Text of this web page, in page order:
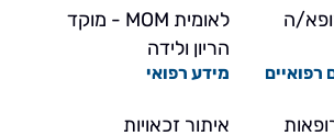
ה
לאומית MOM - מוקד
הריון ולידה
רפואיים מידע רפואי
איתור זכאויות